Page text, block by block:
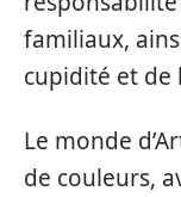
familiaux,
cupidité et de
Le monde
de couleurs,